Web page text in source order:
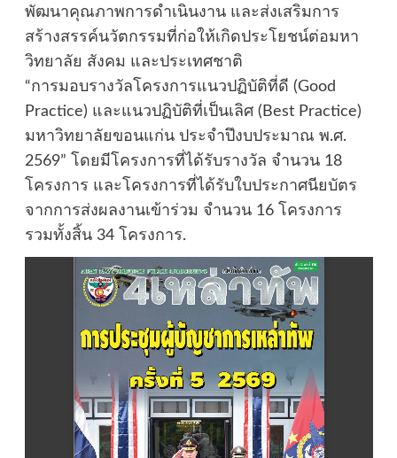
พัฒนาคุณภาพการดำเนินงาน และส่งเสริมการ
สร้างสรรค์นวัตกรรมที่ก่อให้เกิดประโยชน์ต่อมหา
วิทยาลัย สังคม และประเทศชาติ
“การมอบรางวัลโครงการแนวปฏิบัติที่ดี (Good
Practice) และแนวปฏิบัติที่เป็นเลิศ (Best Practice)
มหาวิทยาลัยขอนแก่น ประจำปึงบประมาณ พ.ศ.
2569” โดยมีโครงการที่ได้รับรางวัล จำนวน 18
โครงการ และโครงการที่ได้รับใบประกาศนียบัตร
จากการส่งผลงานเข้าร่วม จำนวน 16 โครงการ
รวมทั้งสิ้น 34 โครงการ.